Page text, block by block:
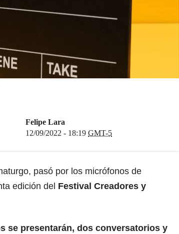
Felipe Lara
12/09/2022 - 18:19 GMT-5
pasó por los micrófonos de
edición del Festival Creadores y
se presentarán, dos conversatorios y